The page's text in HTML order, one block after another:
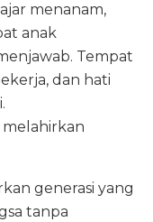
menanam,
anak
Tempat
dan hati
melahirkan
generasi yang
tanpa